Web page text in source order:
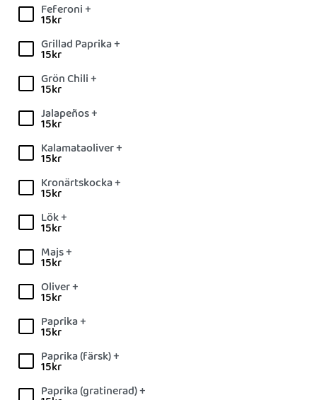
Feferoni +
15kr
Grillad Paprika +
15kr
Grön Chili +
15kr
Jalapeños +
15kr
Kalamataoliver +
15kr
Kronärtskocka +
15kr
Lök +
15kr
Majs +
15kr
Oliver +
15kr
Paprika +
15kr
Paprika (färsk) +
15kr
Paprika (gratinerad) +